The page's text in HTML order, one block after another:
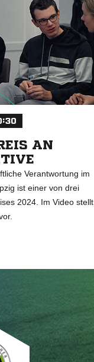
AN
Verantwortung im
ist einer von drei
2024. Im Video stellt